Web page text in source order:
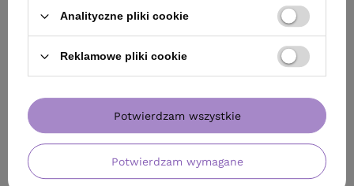
Zapisz się do naszego newslettera i odbierz kod rabatowy
Twoje imię
Analityczne pliki cookie
Reklamowe pliki cookie
Potwierdzam wymagane
Potwierdzam wszystkie